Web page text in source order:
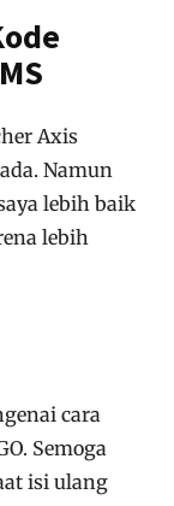
Axis
Namun
lebih baik
lebih
cara
Semoga
isi ulang